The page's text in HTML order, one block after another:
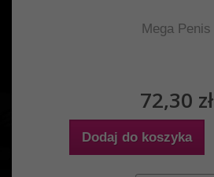
Mega Penis
72,30 zł
Dodaj do koszyka